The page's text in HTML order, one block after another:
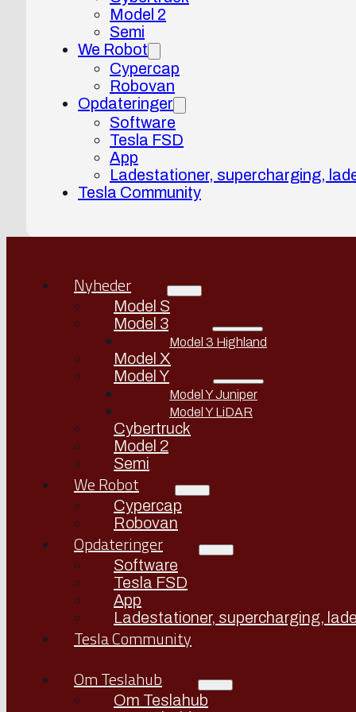
Model 2
Semi
We Robot
Cypercap
Robovan
Opdateringer
Software
Tesla FSD
App
Ladestationer, supercharging,
Tesla Community
Nyheder
Model S
Model 3
Model 3 Highland
Model X
Model Y
Model Y Juniper
Model Y LiDAR
Cybertruck
Model 2
Semi
We Robot
Cypercap
Robovan
Opdateringer
Software
Tesla FSD
App
Ladestationer, supercharging,
Tesla Community
Om Teslahub
Om Teslahub